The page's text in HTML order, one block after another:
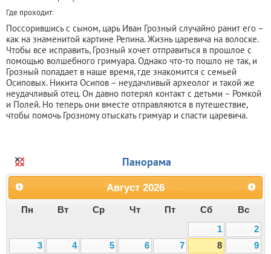
Где проходит:
Поссорившись с сыном, царь Иван Грозный случайно ранит его –
как на знаменитой картине Репина. Жизнь царевича на волоске.
Чтобы все исправить, Грозный хочет отправиться в прошлое с
помощью волшебного гримуара. Однако что-то пошло не так, и
Грозный попадает в наше время, где знакомится с семьей
Осиповых. Никита Осипов – неудачливый археолог и такой же
неудачливый отец. Он давно потерял контакт с детьми – Ромкой
и Полей. Но теперь они вместе отправляются в путешествие,
чтобы помочь Грозному отыскать гримуар и спасти царевича.
Панорама
Август 2026
Пн Вт Ср Чт Пт Сб
Вс
1
2
3
4 5 6 7 8
9